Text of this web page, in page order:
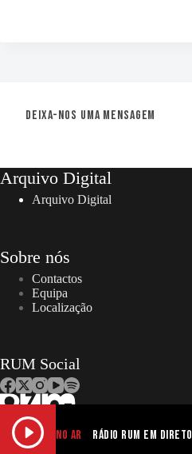
Deixa-nos uma mensagem
Arquivo Digital
Arquivo Digital
Sobre nós
Contactos
Equipa
Localização
RUM Social
Copyright © 2026 – RUM | Todos os
NO AR Rádio RUM em Direto